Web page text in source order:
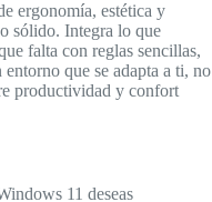
ergonomía, estética y
sólido. Integra lo que
falta con reglas sencillas,
que se adapta a ti, no
productividad y confort
11 deseas